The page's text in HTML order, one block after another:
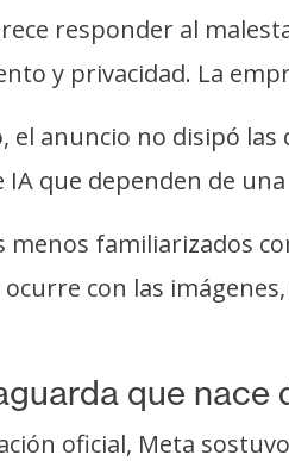
responder al
y privacidad. La
el anuncio no disipó
que dependen de
menos familiarizados
con las
que nace
oficial, Meta